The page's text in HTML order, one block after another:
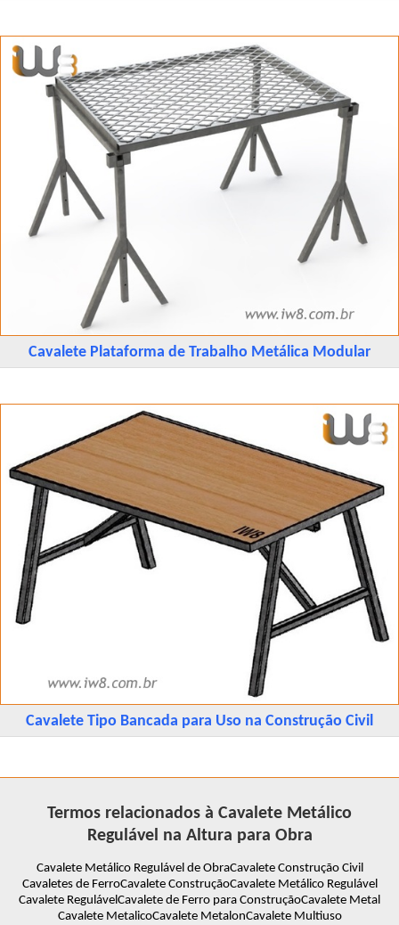
Cavalete Plataforma de Trabalho Metálica Modular
Cavalete Tipo Bancada para Uso na Construção Civil
Termos relacionados à Cavalete Metálico
Regulável na Altura para Obra
Cavalete Metálico Regulável de ObraCavalete Construção Civil
Cavaletes de FerroCavalete ConstruçãoCavalete Metálico Regulável
Cavalete RegulávelCavalete de Ferro para ConstruçãoCavalete Metal
Cavalete MetalicoCavalete MetalonCavalete Multiuso